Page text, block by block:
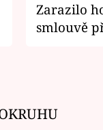
Zarazilo
smlouvě